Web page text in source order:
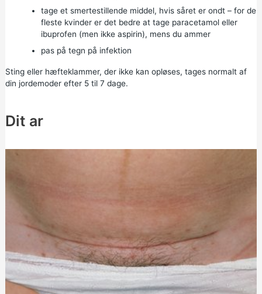
tage et smertestillende middel, hvis såret er ondt – for de
fleste kvinder er det bedre at tage paracetamol eller
ibuprofen (men ikke aspirin), mens du ammer
pas på tegn på infektion
Sting eller hæfteklammer, der ikke kan opløses, tages normalt af
din jordemoder efter 5 til 7 dage.
Dit ar